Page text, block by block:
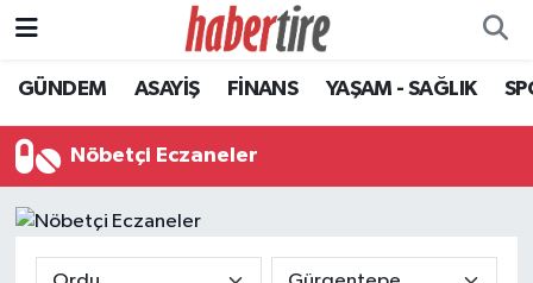
GÜNDEM ASAYİŞ FİNANS YAŞAM - SAĞLIK
Nöbetçi Eczaneler
Tire Nöbetçi Eczaneler
Tire Hava Durumu
Tire Trafik Yoğunluk Haritası
Süper Lig Puan Durumu ve Fikstür